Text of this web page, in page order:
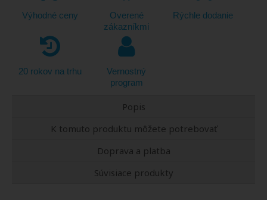
Výhodné ceny
Overené
zákazníkmi
Rýchle dodanie
20 rokov na trhu
Vernostný
program
Popis
K tomuto produktu môžete potrebovať
Doprava a platba
Súvisiace produkty